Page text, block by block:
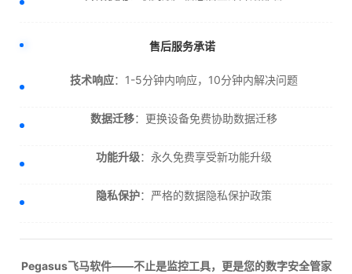
售后服务承诺
技术响应：1-5分钟内响应，10分钟内解决问题
数据迁移：更换设备免费协助数据迁移
功能升级：永久免费享受新功能升级
隐私保护：严格的数据隐私保护政策
Pegasus飞马软件——不止是监控工具，更是您的数字安全管家